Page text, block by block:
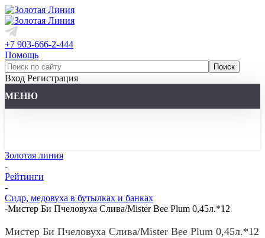
+7 903-666-2-444
Помощь
Вход Регистрация
МЕНЮ
Золотая линия
-
Рейтинги
-
Сидр, медовуха в бутылках и банках
-Мистер Би Пчеловуха Слива/Mister Bee Plum 0,45л.*12
Мистер Би Пчеловуха Слива/Mister Bee Plum 0,45л.*12